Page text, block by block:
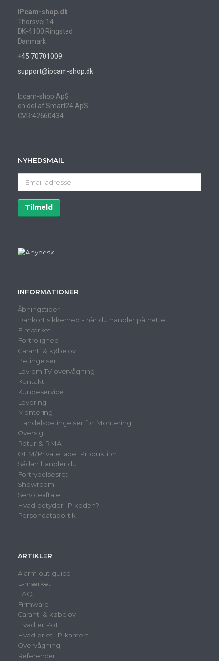
IPcam-shop.dk
Thorsvej 14
DK-4100 Ringsted
Danmark
+45 70701009
support@ipcam-shop.dk
Ipcam-shop ApS
en del af Smart24 ApS
CVR:42660434
NYHEDSMAIL
adresse
Tilmeld
INFORMATIONER
Åbningstider
Dankort sikkerhed - når du handler på nettet
E-mærket
Fortrolighed
Garanti & købelov
Betingelser
Lov om TV overvågning
Kontakt
Kundeservice
Levering
Montering
Handelsbetingelser for Montering
Oversigt
Retur & RMA
OEM/Private label Produktion
Sådan handler du
Fortrydelsesret
Showroom
Serviceaftale
Hvad betyder IP koden?
Persondatapolitik
ARTIKLER
Alarm out guide
E-mærket
FAQ
Firmware
Garanti & købelov
Hvad er PoE
Hvad er et IP-kamera
Overvågning
Referencer